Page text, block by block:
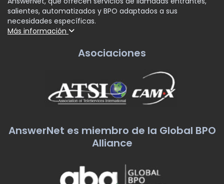
salientes, automatizados y BPO adaptados a sus
necesidades específicas.
Más información
Asociaciones
AnswerNet es miembro de la Global BPO
Alliance